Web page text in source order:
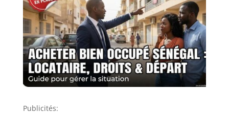
Publicités: